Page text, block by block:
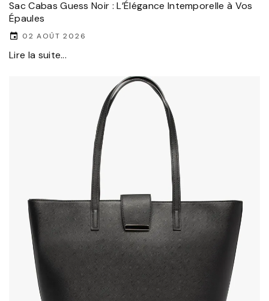
Sac Cabas Guess Noir : L’Élégance Intemporelle à Vos
Épaules
02 AOÛT 2026
Lire la suite...